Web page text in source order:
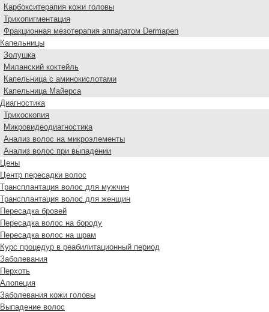
Карбокситерапия кожи головы
Трихопигментация
Фракционная мезотерапия аппаратом Dermapen
Капельницы
Золушка
Миланский коктейль
Капельница с аминокислотами
Капельница Майерса
Диагностика
Трихоскопия
Микровидеодиагностика
Анализ волос на микроэлементы
Анализ волос при выпадении
Цены
Центр пересадки волос
Трансплантация волос для мужчин
Трансплантация волос для женщин
Пересадка бровей
Пересадка волос на бороду
Пересадка волос на шрам
Курс процедур в реабилитационный период
Заболевания
Перхоть
Алопеция
Заболевания кожи головы
Выпадение волос